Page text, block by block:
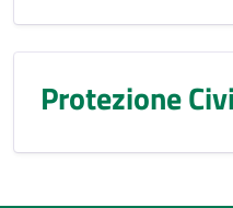
Protezione